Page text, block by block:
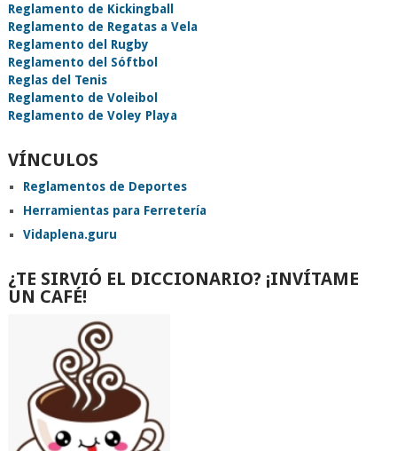
Reglamento de Kickingball
Reglamento de Regatas a Vela
Reglamento del Rugby
Reglamento del Sóftbol
Reglas del Tenis
Reglamento de Voleibol
Reglamento de Voley Playa
VÍNCULOS
Reglamentos de Deportes
Herramientas para Ferretería
Vidaplena.guru
¿TE SIRVIÓ EL DICCIONARIO? ¡INVÍTAME
UN CAFÉ!